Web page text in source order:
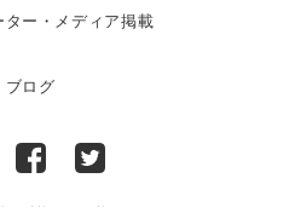
ター・メディア掲載
ブログ